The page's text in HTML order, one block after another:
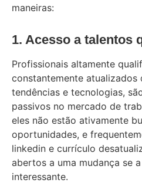
maneiras:
1. Acesso a talentos
Profissionais altamente
constantemente atualizados
tendências e tecnologias,
passivos no mercado de
eles não estão ativamente
oportunidades, e
linkedin e currículo
abertos a uma mudança se
interessante.